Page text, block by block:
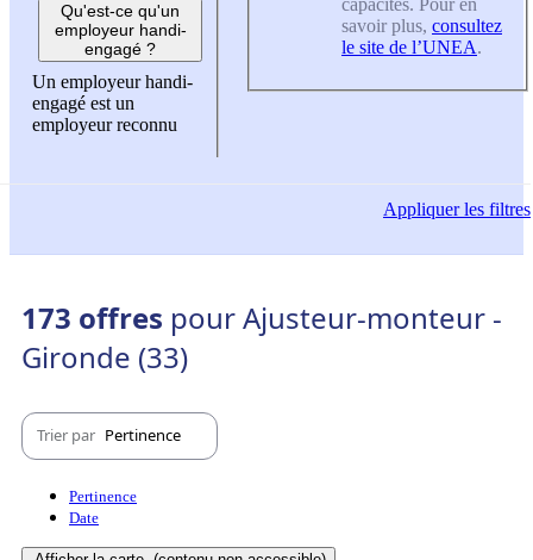
Qu'est-ce qu'un
employeur handi-
engagé ?
Un employeur handi-
engagé est un
employeur reconnu
savoir plus, consultez
le site de l’UNEA.
Appliquerles filtres
173 offres pour Ajusteur-monteur -
Gironde (33)
Trier par Pertinence
Pertinence
Date